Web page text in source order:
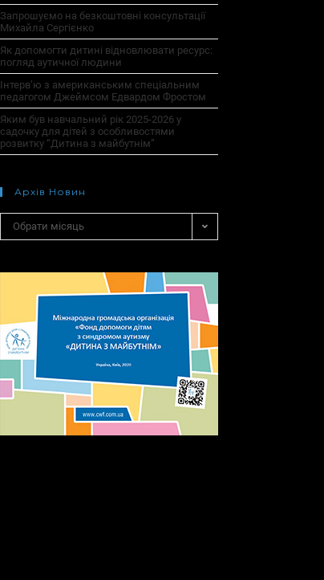
Запрошуємо на безкоштовні консультації
Михайла Сергієнко
Як допомогти дитині відновлювати ресурс:
погляд аутичної людини
Інтерв’ю з американським спеціальним
педагогом Джеймсом Едвардом Фростом
Яким був навчальний рік 2025-2026 у
садочку для дітей з особливостями
розвитку “Дитина з майбутнім”
Архів Новин
новин
Обрати місяць